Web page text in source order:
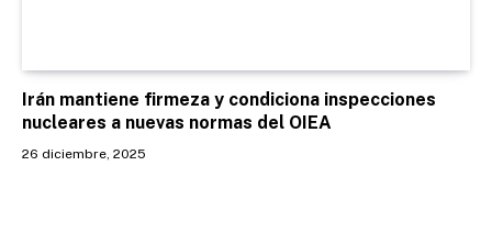
Irán mantiene firmeza y condiciona inspecciones
nucleares a nuevas normas del OIEA
26 diciembre, 2025